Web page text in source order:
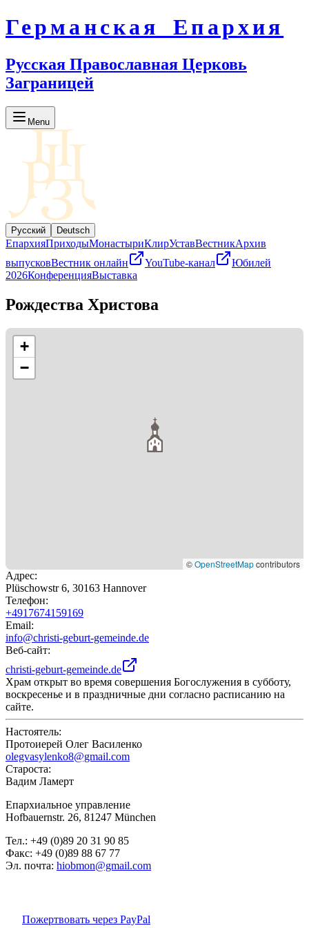
Германская Епархия
Русская Православная Церковь
Заграницей
Menu
Русский Deutsch
ЕпархияПриходыМонастыриКлирУставВестникАрхив
выпусковВестник онлайн YouTube-канал
Юбилей
2026КонференцияВыставка
Рождества Христова
+
−
©OpenStreetMapcontributors
Адрес:
Plüschowstr 6, 30163 Hannover
Телефон:
+4917674159169
Email:
info@christi-geburt-gemeinde.de
Веб-сайт:
christi-geburt-gemeinde.de
Храм открыт во время совершения Богослужения в субботу,
воскресенье и в праздничные дни согласно расписанию на
сайте.
Настоятель:
Протоиерей Олег Василенко
olegvasylenko8@gmail.com
Староста:
Вадим Ламерт
Епархиальное управление
Hofbauernstr. 26, 81247 München
Тел.: +49 (0)89 20 31 90 85
Факс: +49 (0)89 88 67 77
Эл. почта: hiobmon@gmail.com
Пожертвовать через PayPal